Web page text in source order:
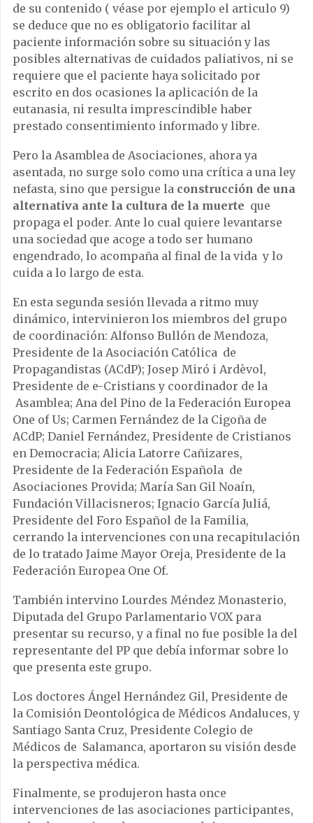
de su contenido ( véase por ejemplo el articulo 9)
se deduce que no es obligatorio facilitar al
paciente información sobre su situación y las
posibles alternativas de cuidados paliativos, ni se
requiere que el paciente haya solicitado por
escrito en dos ocasiones la aplicación de la
eutanasia, ni resulta imprescindible haber
prestado consentimiento informado y libre.
Pero la Asamblea de Asociaciones, ahora ya
asentada, no surge solo como una crítica a una ley
nefasta, sino que persigue la construcción de una
alternativa ante la cultura de la muerte que
propaga el poder. Ante lo cual quiere levantarse
una sociedad que acoge a todo ser humano
engendrado, lo acompaña al final de la vida y lo
cuida a lo largo de esta.
En esta segunda sesión llevada a ritmo muy
dinámico, intervinieron los miembros del grupo
de coordinación: Alfonso Bullón de Mendoza,
Presidente de la Asociación Católica de
Propagandistas (ACdP); Josep Miró i Ardèvol,
Presidente de e-Cristians y coordinador de la
Asamblea; Ana del Pino de la Federación Europea
One of Us; Carmen Fernández de la Cigoña de
ACdP; Daniel Fernández, Presidente de Cristianos
en Democracia; Alicia Latorre Cañizares,
Presidente de la Federación Española de
Asociaciones Provida; María San Gil Noaín,
Fundación Villacisneros; Ignacio García Juliá,
Presidente del Foro Español de la Familia,
cerrando la intervenciones con una recapitulación
de lo tratado Jaime Mayor Oreja, Presidente de la
Federación Europea One Of.
También intervino Lourdes Méndez Monasterio,
Diputada del Grupo Parlamentario VOX para
presentar su recurso, y a final no fue posible la del
representante del PP que debía informar sobre lo
que presenta este grupo.
Los doctores Ángel Hernández Gil, Presidente de
la Comisión Deontológica de Médicos Andaluces, y
Santiago Santa Cruz, Presidente Colegio de
Médicos de Salamanca, aportaron su visión desde
la perspectiva médica.
Finalmente, se produjeron hasta once
intervenciones de las asociaciones participantes,